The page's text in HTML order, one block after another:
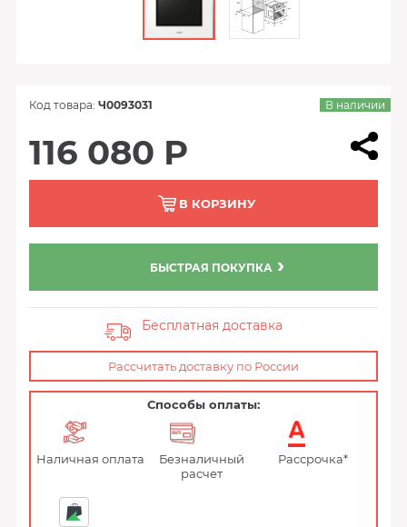
Код товара: Ч0093031 В наличии
116 080 Р
В КОРЗИНУ
БЫСТРАЯ ПОКУПКА
Бесплатная доставка
Рассчитать доставку по России
Способы оплаты:
Наличная оплата
Безналичный
расчет
Рассрочка*